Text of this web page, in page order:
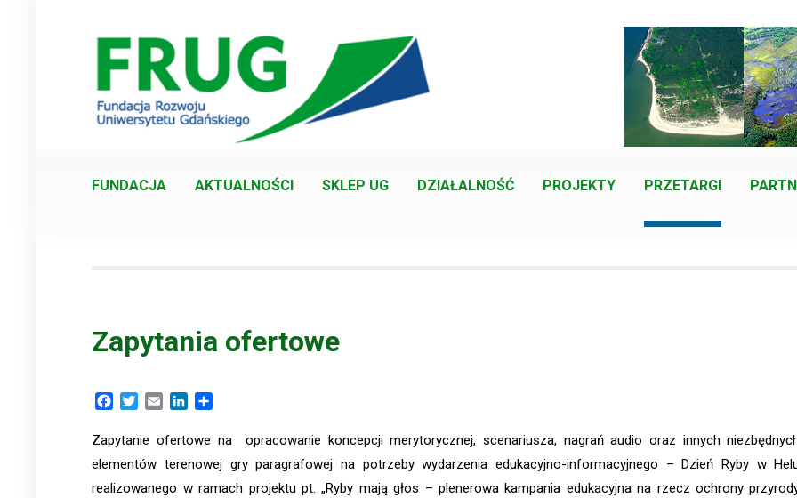
FUNDACJA AKTUALNOŚCI SKLEP UG DZIAŁALNOŚĆ PROJEKTY PRZETARGI
Zapytania ofertowe
Facebook
TwitterEmail LinkedIn
Zapytanie ofertowe na opracowanie koncepcji merytorycznej, scenariusza, nagrań audio oraz innych
elementów terenowej gry paragrafowej na potrzeby wydarzenia edukacyjno-informacyjnego – Dzień Ryby w
realizowanego w ramach projektu pt. „Ryby mają głos – plenerowa kampania edukacyjna na rzecz ochrony